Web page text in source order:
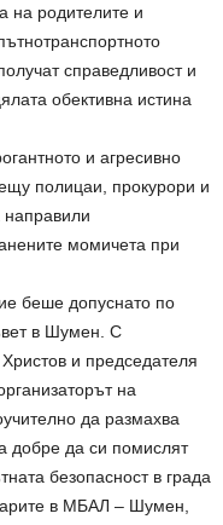
на родителите и
справедливост и
обективна истина
и агресивно
полицаи, прокурори и
момичета при
беше допуснато по
в Шумен. С
и председателя
на
да размахва
добре да си помислят
безопасност в града
в МБАЛ – Шумен,